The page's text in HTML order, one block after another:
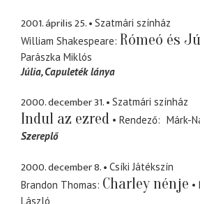
2001. április 25.
Szatmári színház
William Shakespeare Rómeó és
Parászka Miklós
Júlia Capuleték lánya
2000. december 31. Szatmári színház
Indul az ezred Rendező
Márk-
Szereplő
2000. december 8.
Csíki Játékszín
Brandon Thomas Charley nénje
László